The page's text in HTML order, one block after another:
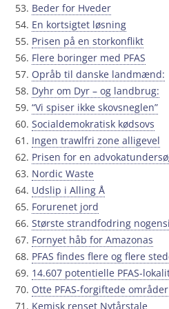
Beder for Hveder
En kortsigtet løsning
Prisen på en storkonflikt
Flere boringer med PFAS
Opråb til danske landmænd:
Dyhr om Dyr – og landbrug:
“Vi spiser ikke skovsneglen”
Socialdemokratisk kødsovs
Ingen trawlfri zone alligevel
Prisen for en
Nordic Waste
Udslip i Alling Å
Forurenet jord
Største strandfodring
Fornyet håb for Amazonas
PFAS findes flere og flere
14.607 potentielle PFAS-
Otte PFAS-forgiftede områder
Kemisk renset Nytårstale